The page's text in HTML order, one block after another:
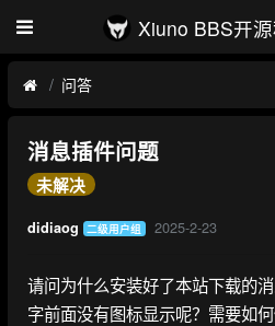
Xiuno BBS开
问答
消息插件问题
未解决
didiaog 二级用户组 2025-2-23
请问为什么安装好了本站下载的
字前面没有图标显示呢？需要如何